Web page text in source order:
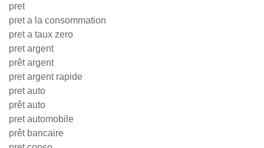
pret
pret a la consommation
pret a taux zero
pret argent
prêt argent
pret argent rapide
pret auto
prêt auto
pret automobile
prêt bancaire